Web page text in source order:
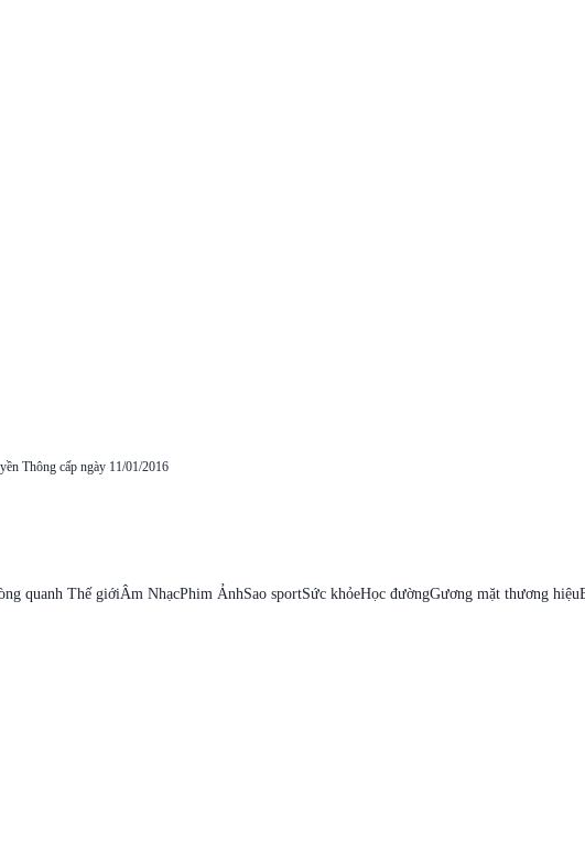
Thông cấp ngày 11/01/2016
quanh Thế giớiÂm NhạcPhim ẢnhSao sportSức khỏeHọc đườngGương mặt thương hiệu